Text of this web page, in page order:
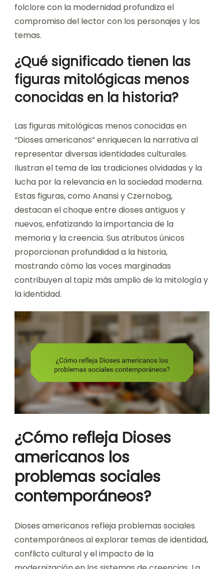
folclore con la modernidad profundiza el
compromiso del lector con los personajes y los
temas.
¿Qué significado tienen las
figuras mitológicas menos
conocidas en la historia?
Las figuras mitológicas menos conocidas en
“Dioses americanos” enriquecen la narrativa al
representar diversas identidades culturales.
Ilustran el tema de las tradiciones olvidadas y la
lucha por la relevancia en la sociedad moderna.
Estas figuras, como Anansi y Czernobog,
destacan el choque entre dioses antiguos y
nuevos, enfatizando la importancia de la
memoria y la creencia. Sus atributos únicos
proporcionan profundidad a la historia,
mostrando cómo las voces marginadas
contribuyen al tapiz más amplio de la mitología y
la identidad.
¿Cómo refleja Dioses
americanos los
problemas sociales
contemporáneos?
Dioses americanos refleja problemas sociales
contemporáneos al explorar temas de identidad,
conflicto cultural y el impacto de la